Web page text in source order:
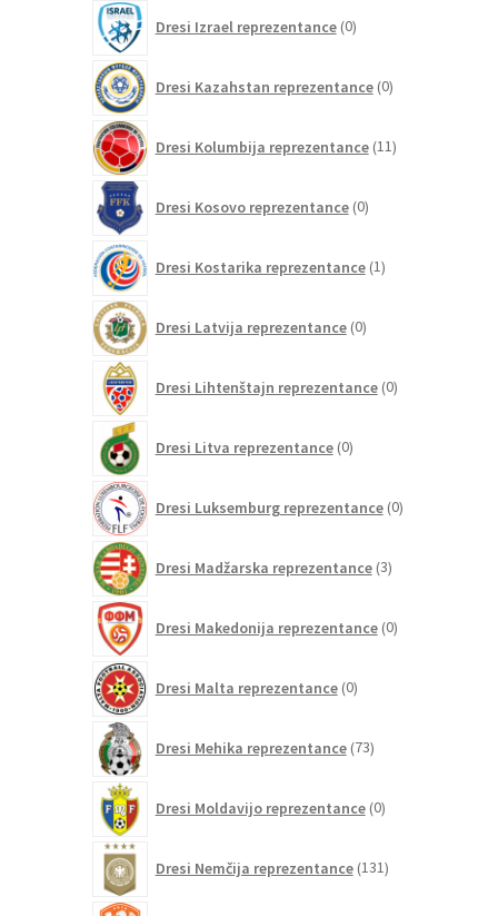
Dresi Izrael reprezentance 0izdelkov
Dresi Kazahstan reprezentance 0izdelkov
Dresi Kolumbija reprezentance 11izdelkov
Dresi Kosovo reprezentance 0izdelkov
Dresi Kostarika reprezentance 1izdelek
Dresi Latvija reprezentance 0izdelkov
Dresi Lihtenštajn reprezentance 0izdelkov
Dresi Litva reprezentance 0izdelkov
Dresi Luksemburg reprezentance 0izdelkov
Dresi Madžarska reprezentance 3izdelki
Dresi Makedonija reprezentance 0izdelkov
Dresi Malta reprezentance 0izdelkov
Dresi Mehika reprezentance 73izdelkov
Dresi Moldavijo reprezentance 0izdelkov
Dresi Nemčija reprezentance 131izdelkov